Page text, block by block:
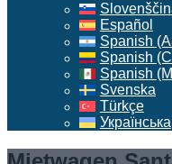
Español
Spanish
Spanish
Spanish
Svenska
Türkçe
Українська